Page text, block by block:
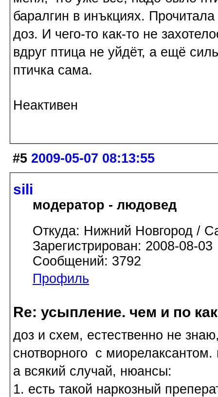
баралгин в инъкциях.
доз. И чего-то как-то не
вдруг птица не уйдёт, а ещё
птичка сама.
Неактивен
#5 2009-05-07 08:13:55
sili
модератор - людовед
Откуда: Нижний Новгород /
Зарегистрирован: 2008-08-03
Сообщений: 3792
Профиль
Re: усыпление. чем и по
доз и схем, естественно не
снотворного с
а всякий случай, нюансы:
1. есть такой наркозный